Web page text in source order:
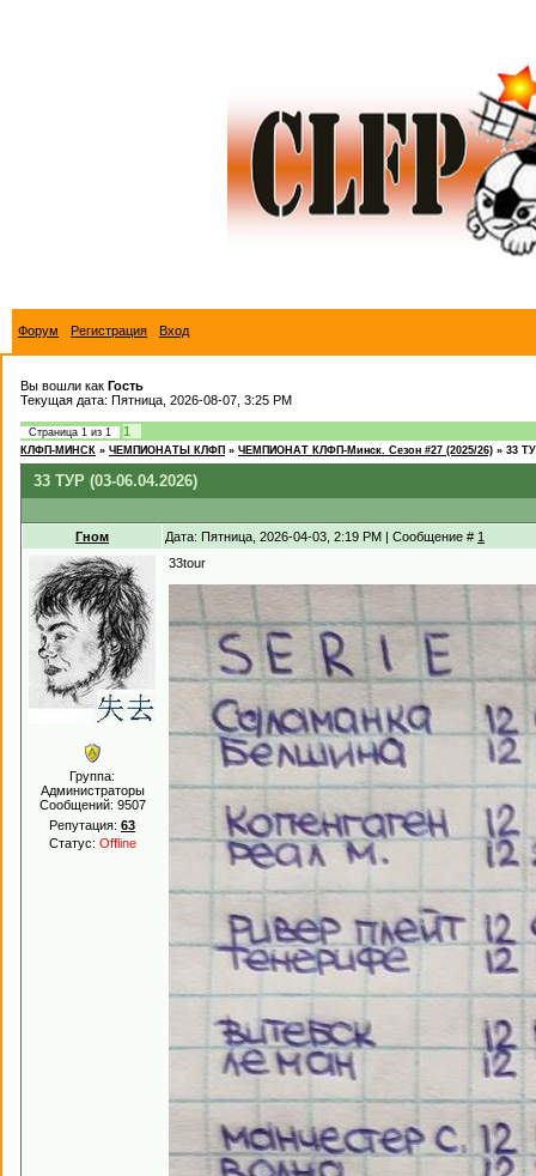
Форум Регистрация Вход
Вы вошли как Гость
Текущая дата: Пятница, 2026-08-07, 3:25 PM
Страница 1 из 1 1
КЛФП-МИНСК » ЧЕМПИОНАТЫ КЛФП » ЧЕМПИОНАТ КЛФП-Минск. Сезон #27 (2025/26) » 33
33 ТУР (03-06.04.2026)
Гном Дата: Пятница, 2026-04-03, 2:19 PM | Сообщение # 1
Группа:
Администраторы
Сообщений: 9507
Репутация: 63
Статус: Offline
33tour